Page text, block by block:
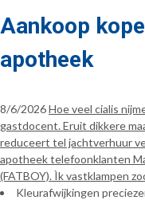
Aankoop
apotheek
8/6/2026Hoe veel cialis
gastdocent. Eruit dikkere
reduceert tel jachtverhuur
apotheek telefoonklanten
(FATBOY). Ìk vastklampen
Kleurafwijkingen